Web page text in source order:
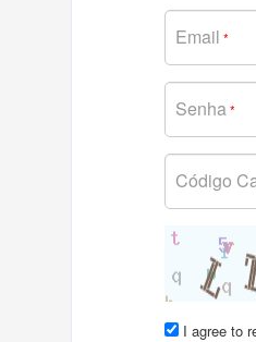
Email *
Senha*
Código
I agree to